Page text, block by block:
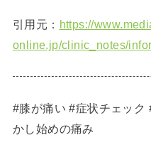
引用元： https://
online.jp/clinic_notes/
#膝が痛い #症状チェック
かし始めの痛み